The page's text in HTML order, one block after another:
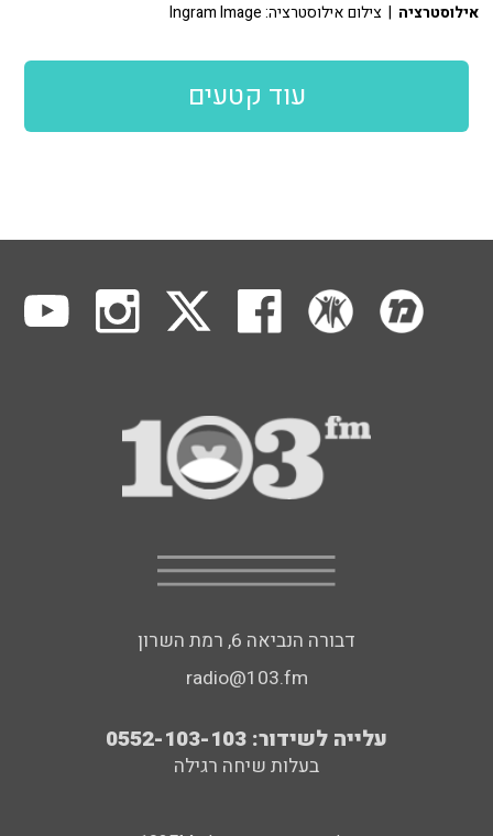
אילוסטרציה | צילום אילוסטרציה: Ingram Image
עוד קטעים
דבורה הנביאה 6, רמת השרון
radio@103.fm
עלייה לשידור: 0552-103-103
בעלות שיחה רגילה